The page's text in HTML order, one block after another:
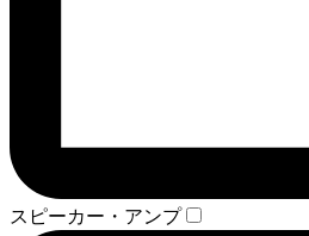
スピーカー・アンプ